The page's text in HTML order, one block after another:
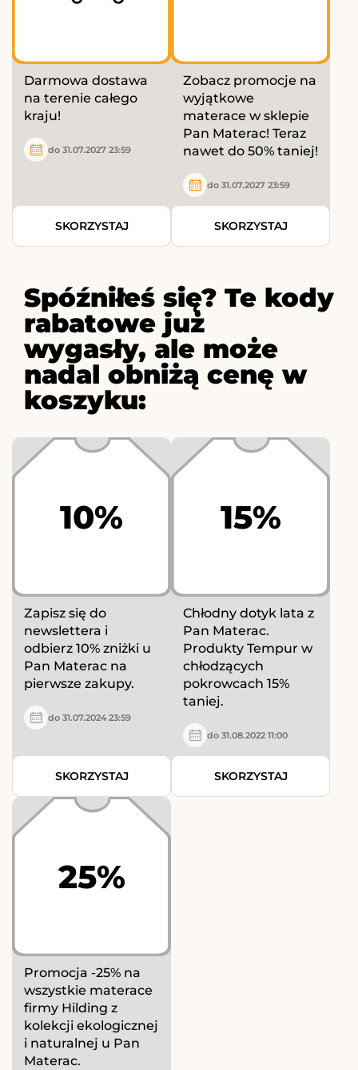
Darmowa dostawa
na terenie całego
kraju!
do 31.07.2027 23:59
SKORZYSTAJ
Zobacz promocje na
wyjątkowe
materace w sklepie
Pan Materac! Teraz
nawet do 50% taniej!
do 31.07.2027 23:59
SKORZYSTAJ
Spóźniłeś się? Te kody
rabatowe już
wygasły, ale może
nadal obniżą cenę w
koszyku:
10%
Zapisz się do
newslettera i
odbierz 10% zniżki u
Pan Materac na
pierwsze zakupy.
do 31.07.2024 23:59
SKORZYSTAJ
15%
Chłodny dotyk lata z
Pan Materac.
Produkty Tempur w
chłodzących
pokrowcach 15%
taniej.
do 31.08.2022 11:00
SKORZYSTAJ
25%
Promocja -25% na
wszystkie materace
firmy Hilding z
kolekcji ekologicznej
i naturalnej u Pan
Materac.